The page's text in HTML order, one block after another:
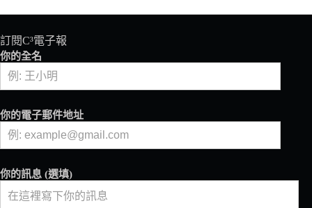
上)
訂閱C³電子報
你的全名
你的電子郵件地址
你的訊息 (選填)